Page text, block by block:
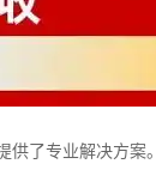
了专业解决方案。